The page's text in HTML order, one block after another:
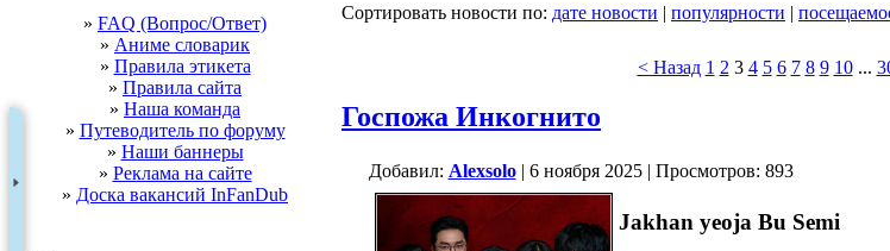
» FAQ (Вопрос/Ответ)
» Аниме словарик
» Правила этикета
» Правила сайта
» Наша команда
» Путеводитель по форуму
» Наши баннеры
» Реклама на сайте
» Доска вакансий InFanDub
Сортировать новости по: дате новости | популярности |
< Назад 1 2 3 4 5 6 7 8 9 10...
Госпожа Инкогнито
Добавил: Alexsolo| 6 ноября 2025 | Просмотров: 893
Jakhan yeoja Bu Semi